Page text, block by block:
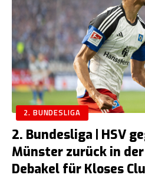
2. BUNDESLIGA
2. Bundesliga | HSV
Münster zurück in
Debakel für Kloses